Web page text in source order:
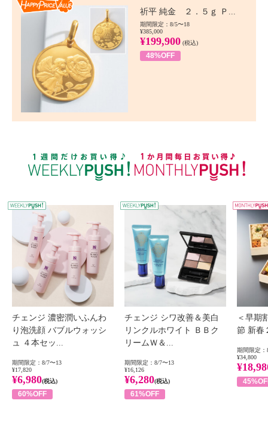
祈平 純金 ２．５ｇ Ｐ...
期間限定：8/5〜18
¥385,000
¥199,900 (税込)
48%OFF
WEEKLY PUSH
チェンジ 濃密潤いふんわ
り泡洗顔 バブルウォッシ
ュ ４本セッ...
期間限定：8/7〜13
¥17,820
¥6,980(税込)
60%OFF
チェンジ シワ改善＆美白
リンクルホワイト ＢＢク
リームＷ＆...
期間限定：8/7〜13
¥16,126
¥6,280(税込)
61%OFF
＜早期
節 新春
期間限定：
¥34,800